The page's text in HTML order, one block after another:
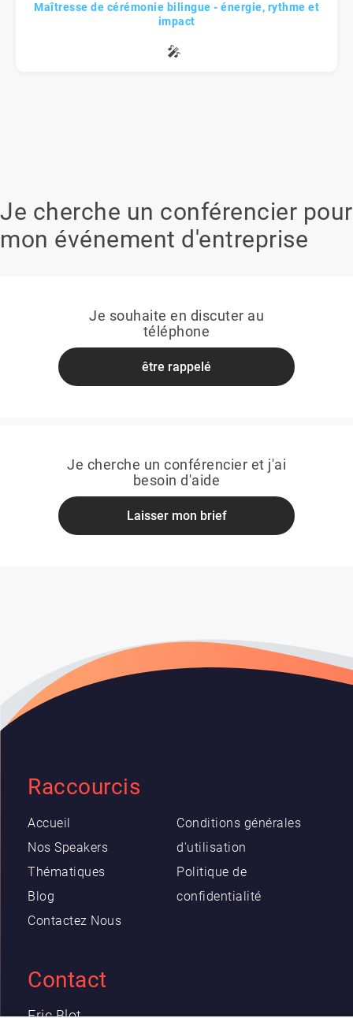
Maîtresse de cérémonie bilingue - énergie, rythme et
impact
🎤
Je cherche un conférencier pour
mon événement d'entreprise
Je souhaite en discuter au
téléphone
être rappelé
Je cherche un conférencier et j'ai
besoin d'aide
Laisser mon brief
Raccourcis
Accueil
Nos Speakers
Thématiques
Blog
Contactez Nous
Conditions générales
d'utilisation
Politique de
confidentialité
Contact